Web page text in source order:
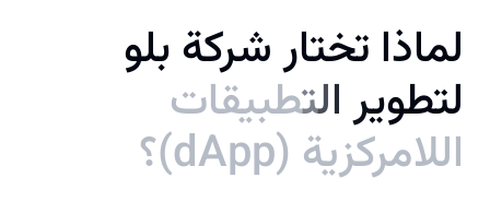
لماذا تختارشركةبلو
لتطوير التطبيقات
اللمركزية (
dApp
)؟